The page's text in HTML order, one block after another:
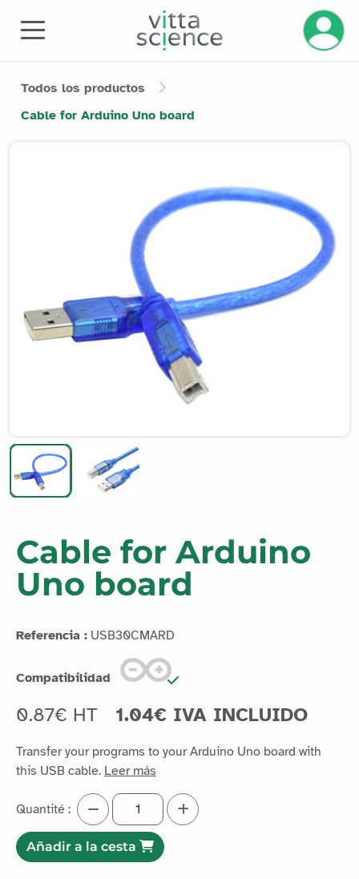
Todos los productos
Cable for Arduino Uno board
Cable for Arduino
Uno board
Referencia : USB30CMARD
Compatibilidad
0.87€ HT 1.04€ IVA INCLUIDO
Transfer your programs to your Arduino Uno board with
this USB cable. Leer más
Quantité :
Añadir a la cesta